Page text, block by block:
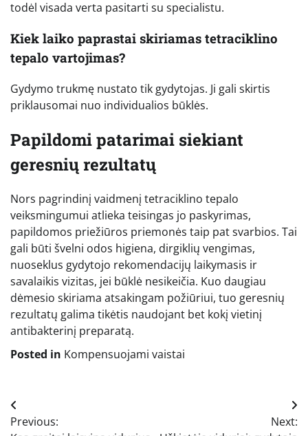
todėl visada verta pasitarti su specialistu.
Kiek laiko paprastai skiriamas tetraciklino
tepalo vartojimas?
Gydymo trukmę nustato tik gydytojas. Ji gali skirtis
priklausomai nuo individualios būklės.
Papildomi patarimai siekiant
geresnių rezultatų
Nors pagrindinį vaidmenį tetraciklino tepalo
veiksmingumui atlieka teisingas jo paskyrimas,
papildomos priežiūros priemonės taip pat svarbios. Tai
gali būti švelni odos higiena, dirgiklių vengimas,
nuoseklus gydytojo rekomendacijų laikymasis ir
savalaikis vizitas, jei būklė nesikeičia. Kuo daugiau
dėmesio skiriama atsakingam požiūriui, tuo geresnių
rezultatų galima tikėtis naudojant bet kokį vietinį
antibakterinį preparatą.
Posted in Kompensuojami vaistai
Navigacija
Previous:
Next: